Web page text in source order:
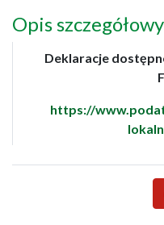
Opis szczegółowy
Deklaracje
https://